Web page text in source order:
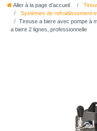
Aller à la page d’accueil
Systèmes de refroidissement
Tireuse a biere avec pompe à
a biere 2 lignes, professionnelle